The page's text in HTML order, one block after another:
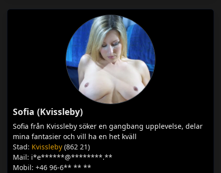
Sofia (Kvissleby)
Sofia från Kvissleby söker en gangbang upplevelse, delar
mina fantasier och vill ha en het kväll
Stad: Kvissleby (862 21)
Mail: i*e******@********.**
Mobil: +46 96-6** ** **